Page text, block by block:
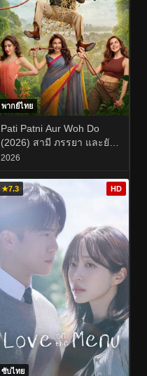
พากย์ไทย
Pati Patni Aur Woh Do
(2026) สามี ภรรยา และยัย
สองสาวตัวป่วน
2026
★7.3 HD
ซับไทย